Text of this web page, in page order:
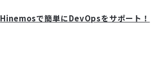
Hinemosで簡単にDevOpsをサポート！